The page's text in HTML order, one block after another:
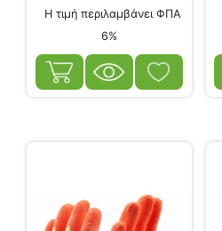
Η τιμή περιλαμβάνει ΦΠΑ
6%